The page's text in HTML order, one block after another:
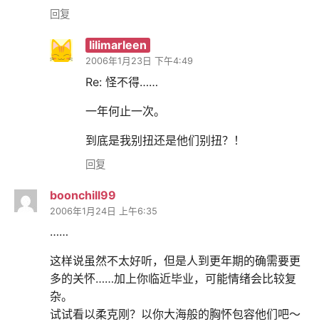
回复
lilimarleen
2006年1月23日 下午4:49
Re: 怪不得……
一年何止一次。
到底是我别扭还是他们别扭？！
回复
boonchill99
2006年1月24日 上午6:35
……
这样说虽然不太好听，但是人到更年期的确需要更
多的关怀……加上你临近毕业，可能情绪会比较复
杂。
试试看以柔克刚？以你大海般的胸怀包容他们吧～